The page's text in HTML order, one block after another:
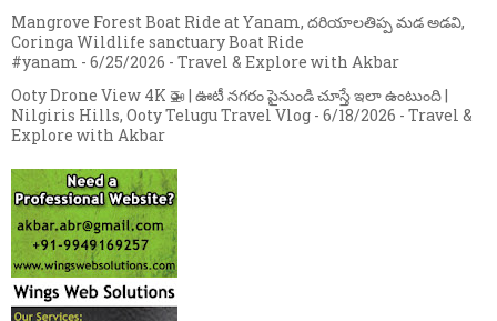
Mangrove Forest Boat Ride at Yanam, దరియాలతిప్ప మడ అడవి,
Coringa Wildlife sanctuary Boat Ride
#yanam - 6/25/2026 - Travel & Explore with Akbar
Ooty Drone View 4K 🚁 | ఊటీ నగరం పైనుండి చూస్తే ఇలా ఉంటుంది |
Nilgiris Hills, Ooty Telugu Travel Vlog - 6/18/2026 - Travel &
Explore with Akbar